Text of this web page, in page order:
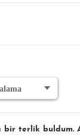
bir terlik buldum.